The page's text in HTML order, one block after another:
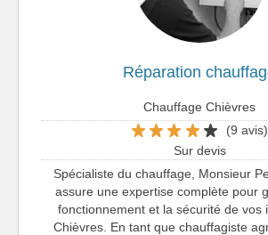
Réparation
Chauffage Chièvres
(9 avis)
Sur devis
Spécialiste du chauffage, Monsieur
assure une expertise complète pour
fonctionnement et la sécurité de vos
Chièvres. En tant que chauffagiste